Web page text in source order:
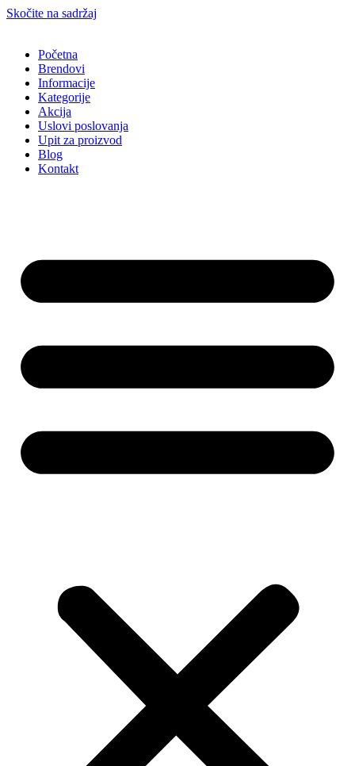
Skočite na sadržaj
Početna
Brendovi
Informacije
Kategorije
Akcija
Uslovi poslovanja
Upit za proizvod
Blog
Kontakt